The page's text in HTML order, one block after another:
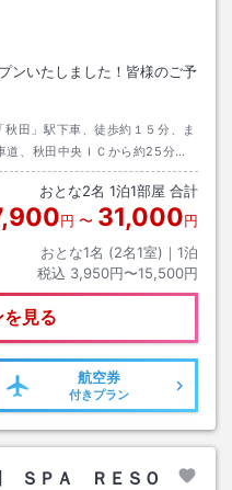
ンいたしました！皆様のご予
秋田」駅下車、徒歩約１５分、ま
道、秋田中央ＩＣから約25分。
前バス停」下車後徒歩約3分。
おとな2名 1泊1部屋 合計
円 〜 31,000円
おとな1名 (2名1室)｜ 1泊
税込 3,950円〜15,500円
見る
航空券
付きプラン
ＳＰＡ ＲＥＳＯ